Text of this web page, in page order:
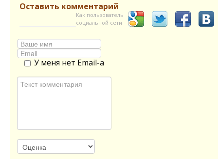
Оставить комментарий
Как пользователь
социальной сети
У меня нет Email-а